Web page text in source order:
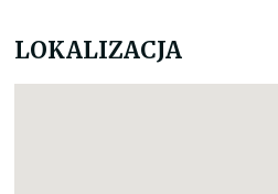
LOKALIZACJA